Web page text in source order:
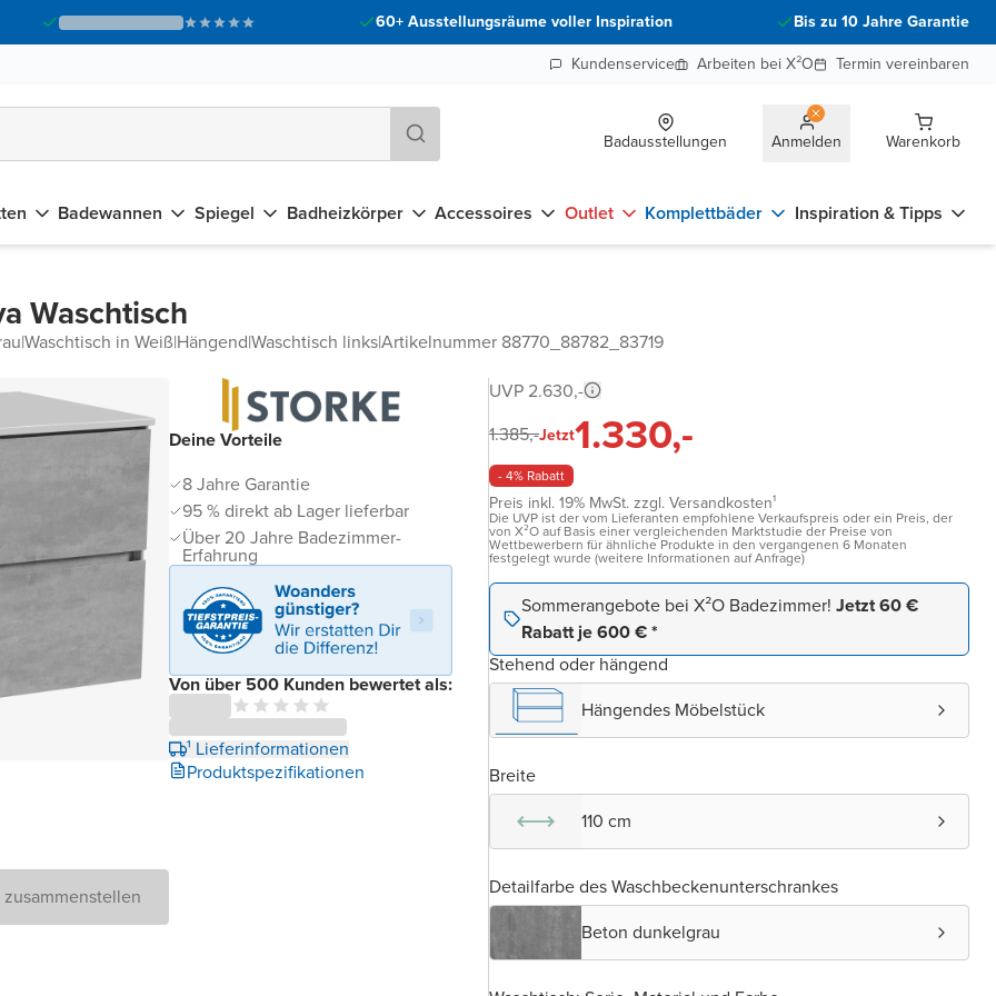
60+ Ausstellungsräume voller Inspiration
Bis zu 10 Jahre Garantie
Kundenservice
Arbeiten bei X²O Termin vereinbaren
Badausstellungen Anmelden Warenkorb
Badewannen Spiegel Badheizkörper Accessoires Outlet Komplettbäder Inspiration & Tipps
Waschtisch
|Waschtisch in Weiß|Hängend|Waschtisch links|Artikelnummer 88770_88782_83719
Deine Vorteile
8 Jahre Garantie
95 % direkt ab Lager lieferbar
Über 20 Jahre Badezimmer-
Erfahrung
Von über 500 Kunden bewertet als:
¹ Lieferinformationen
Produktspezifikationen
UVP 2.630,-
1.385,-Jetzt1.330,-
- 4% Rabatt
Preis inkl. 19% MwSt. zzgl. Versandkosten¹
Die UVP ist der vom Lieferanten empfohlene Verkaufspreis oder ein Preis, der
von X²O auf Basis einer vergleichenden Marktstudie der Preise von
Wettbewerbern für ähnliche Produkte in den vergangenen 6 Monaten
festgelegt wurde (weitere Informationen auf Anfrage)
Sommerangebote bei X²O Badezimmer! Jetzt 60 €
Rabatt je 600 € *
Stehend oder hängend
Hängendes Möbelstück
Breite
110 cm
Detailfarbe des Waschbeckenunterschrankes
Beton dunkelgrau